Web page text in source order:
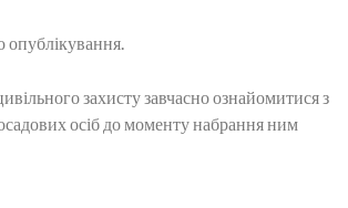
опублікування.
захисту завчасно ознайомитися з
осіб до моменту набрання ним